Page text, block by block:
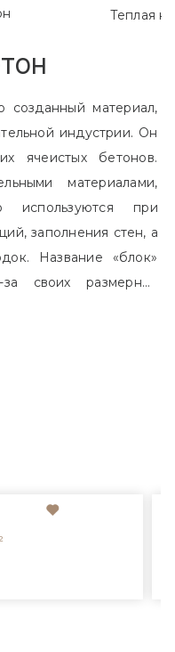
Теплая
созданный материал,
индустрии. Он
ячеистых бетонов.
материалами,
заполнения стен, а
Название «блок»
своих размерных
блоков различен